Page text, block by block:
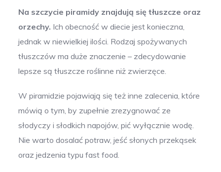
Na szczycie piramidy znajdują się tłuszcze oraz
orzechy. Ich obecność w diecie jest konieczna,
jednak w niewielkiej ilości. Rodzaj spożywanych
tłuszczów ma duże znaczenie – zdecydowanie
lepsze są tłuszcze roślinne niż zwierzęce.
W piramidzie pojawiają się też inne zalecenia, które
mówią o tym, by zupełnie zrezygnować ze
słodyczy i słodkich napojów, pić wyłącznie wodę.
Nie warto dosalać potraw, jeść słonych przekąsek
oraz jedzenia typu fast food.